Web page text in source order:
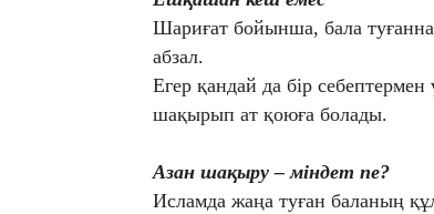
Шариғат бойынша, бала
абзал.
Егер қандай да бір себептермен
шақырып ат қоюға болады.
Азан шақыру – міндет пе?
Исламда жаңа туған баланың